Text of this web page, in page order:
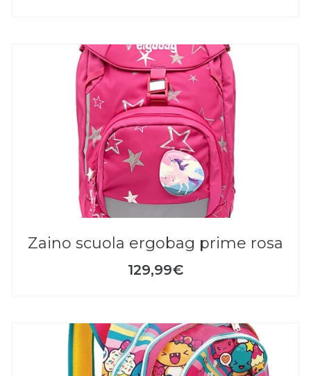
zaino scuola ergobag prime rosa
129,99€